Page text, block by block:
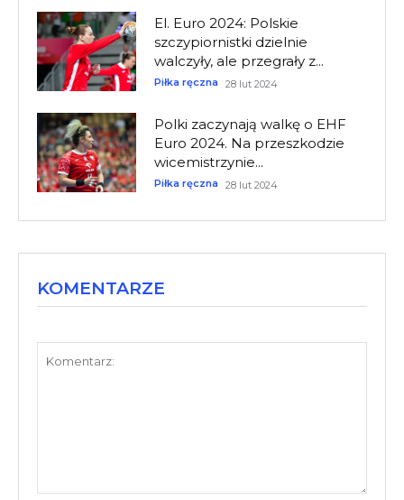
El. Euro 2024: Polskie
szczypiornistki dzielnie
walczyły, ale przegrały z...
Piłka ręczna 28 lut 2024
Polki zaczynają walkę o EHF
Euro 2024. Na przeszkodzie
wicemistrzynie...
Piłka ręczna 28 lut 2024
KOMENTARZE